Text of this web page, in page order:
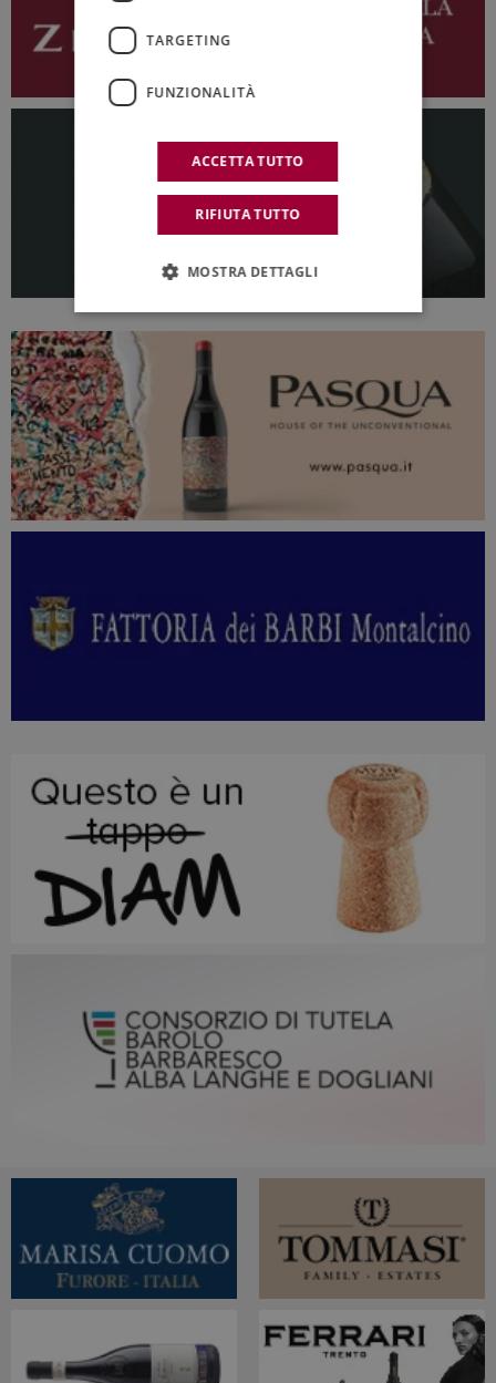
TARGETING
FUNZIONALITÀ
ACCETTA TUTTO
RIFIUTA TUTTO
MOSTRA DETTAGLI